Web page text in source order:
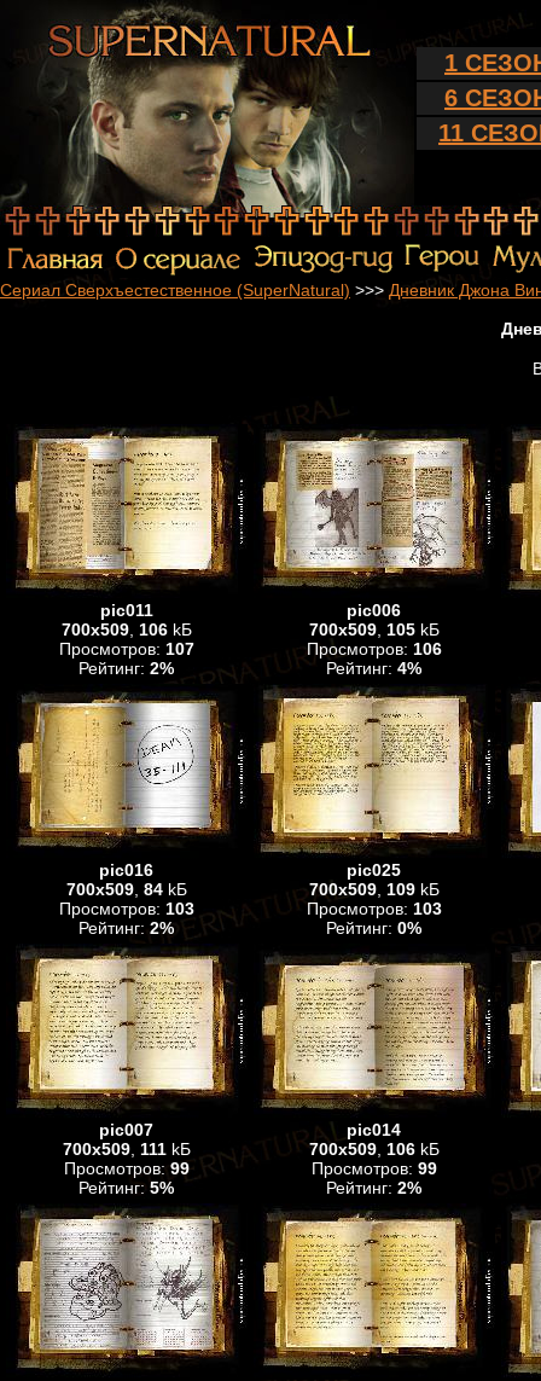
1
6
11
Сериал Сверхъестественное (SuperNatural) >>> Дневник Джона
pic011
700x509 106 kБ
Просмотров: 107
Рейтинг:2%
pic006
700x509 105 kБ
Просмотров: 106
Рейтинг:4%
pic016
700x509 84 kБ
Просмотров: 103
Рейтинг:2%
pic025
700x509 109 kБ
Просмотров: 103
Рейтинг:0%
pic007
700x509 111 kБ
Просмотров: 99
Рейтинг:5%
pic014
700x509 106 kБ
Просмотров: 99
Рейтинг:2%